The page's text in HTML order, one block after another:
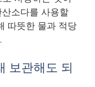
소다를 사용할
따뜻한 물과 적당
보관해도 되